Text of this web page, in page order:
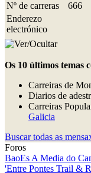
Nº de carreras
666
Enderezo
electrónico
Os 10 últimos temas
Carreiras de
Diarios de
Carreiras
Galicia
Buscar todas as
Foros
BaoEs A Media do
'Entre Pontes Trail &